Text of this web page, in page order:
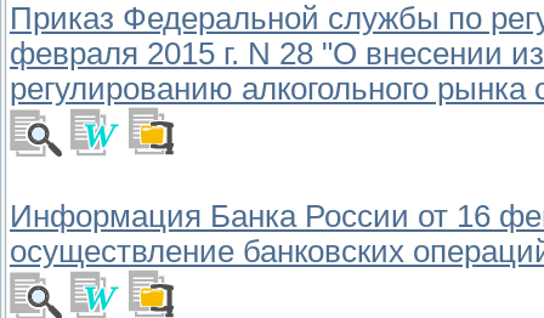
Приказ Федеральной службы по
февраля 2015 г. N 28 "О внесении
регулированию алкогольного рынка
Информация Банка России от 16
осуществление банковских